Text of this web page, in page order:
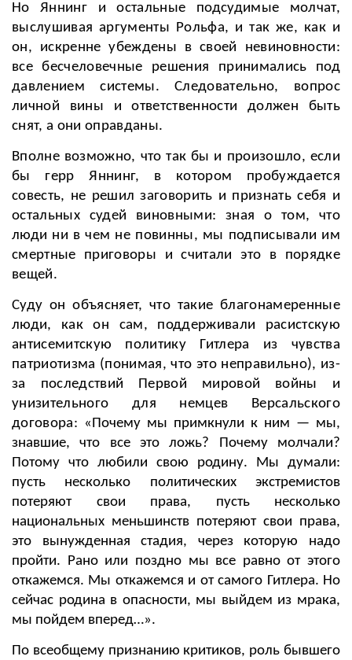
Но Яннинг и остальные подсудимые молчат,
выслушивая аргументы Рольфа, и так же, как и
он, искренне убеждены в своей невиновности:
все бесчеловечные решения принимались под
давлением системы. Следовательно, вопрос
личной вины и ответственности должен быть
снят, а они оправданы.
Вполне возможно, что так бы и произошло, если
бы герр Яннинг, в котором пробуждается
совесть, не решил заговорить и признать себя и
остальных судей виновными: зная о том, что
люди ни в чем не повинны, мы подписывали им
смертные приговоры и считали это в порядке
вещей.
Суду он объясняет, что такие благонамеренные
люди, как он сам, поддерживали расистскую
антисемитскую политику Гитлера из чувства
патриотизма (понимая, что это неправильно), из-
за последствий Первой мировой войны и
унизительного для немцев Версальского
договора: «Почему мы примкнули к ним — мы,
знавшие, что все это ложь? Почему молчали?
Потому что любили свою родину. Мы думали:
пусть несколько политических экстремистов
потеряют свои права, пусть несколько
национальных меньшинств потеряют свои права,
это вынужденная стадия, через которую надо
пройти. Рано или поздно мы все равно от этого
откажемся. Мы откажемся и от самого Гитлера. Но
сейчас родина в опасности, мы выйдем из мрака,
мы пойдем вперед…».
По всеобщему признанию критиков, роль бывшего